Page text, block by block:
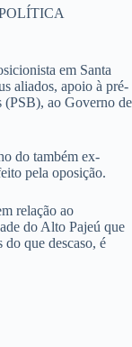
em Santa
aliados, apoio à pré-
(PSB), ao Governo de
do também ex-
pela oposição.
relação ao
do Alto Pajeú que
que descaso, é